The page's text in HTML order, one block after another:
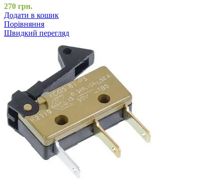
270 грн.
Додати в кошик
Порівняння
Швидкий перегляд